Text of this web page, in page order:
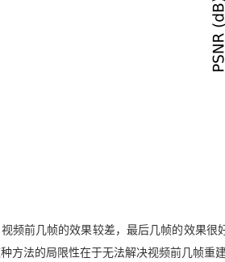
频前几帧的效果较差，最后几帧的效果
方法的局限性在于无法解决视频前几帧重